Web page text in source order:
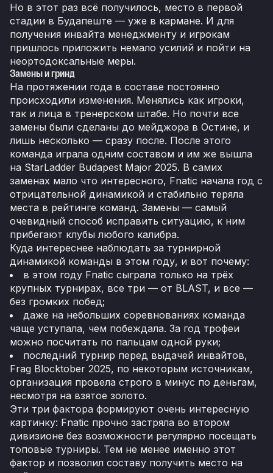
Но в этот раз всё получилось, место в первой
стадии в Будапеште — уже в кармане. И для
получения инвайта менеджменту и игрокам
пришлось приложить немало усилий и пойти на
неортодоксальные меры.
Замены и гринд
На протяжении года в составе постоянно
происходили изменения. Менялись как игроки,
так и лица в тренерском штабе. Но почти все
замены были сделаны до мейджора в Остине, и
лишь несколько — сразу после. После этого
команда играла одним составом и им же вышла
на StarLadder Budapest Major 2025. В самих
заменах мало что интересного, Fnatic начала год с
отрицательной динамикой и стабильно теряла
места в рейтинге команд. Замены — самый
очевидный способ исправить ситуацию, к ним
прибегают клубы любого калибра.
Куда интереснее наблюдать за турнирной
динамикой команды в этом году, и вот почему:
в этом году Fnatic сыграла только на трёх
крупных турнирах, все три — от BLAST, и все —
без громких побед;
даже на небольших соревнованиях команда
чаще уступала, чем побеждала. За год трофеи
можно посчитать по пальцам одной руки;
последний турнир перед выдачей инвайтов,
Frag Blocktober 2025, по некоторым источникам,
организация провела строго в минус по деньгам,
несмотря на взятое золото.
Эти три фактора формируют очень интересную
картинку: Fnatic прочно застряла во втором
дивизионе без возможности регулярно посещать
топовые турниры. Тем не менее именно этот
фактор и позволил составу получить место на